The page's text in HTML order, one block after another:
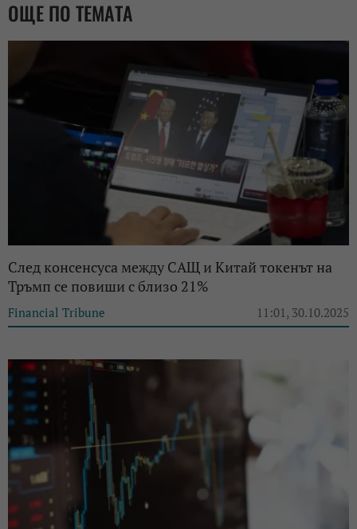
ОЩЕ ПО ТЕМАТА
След консенсуса между САЩ и Китай токенът на
Тръмп се повиши с близо 21%
Financial Tribune 11:01, 30.10.2025